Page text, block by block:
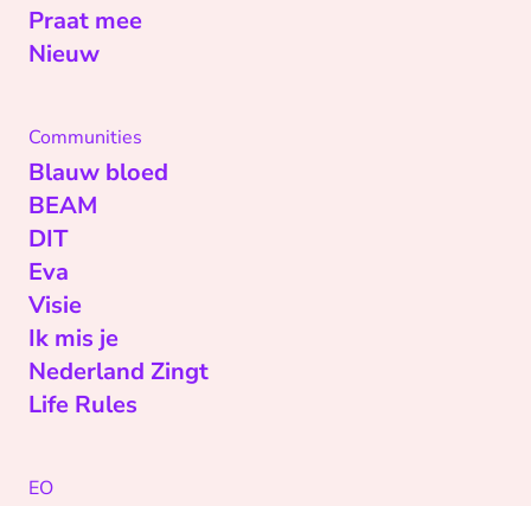
Praat mee
Nieuw
Communities
Blauw bloed
BEAM
DIT
Eva
Visie
Ik mis je
Nederland Zingt
Life Rules
EO